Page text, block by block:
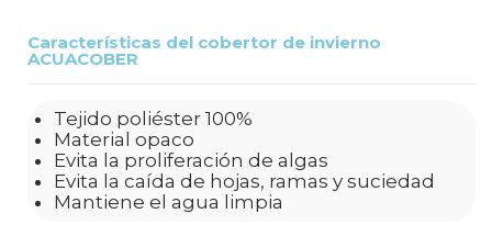
Características del cobertor de invierno
ACUACOBER
Tejido poliéster 100%
Material opaco
Evita la proliferación de algas
Evita la caída de hojas, ramas y suciedad
Mantiene el agua limpia